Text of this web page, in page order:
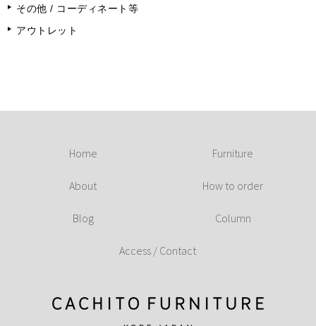
その他 / コーディネート等
アウトレット
Home Furniture
About How to order
Blog Column
Access / Contact